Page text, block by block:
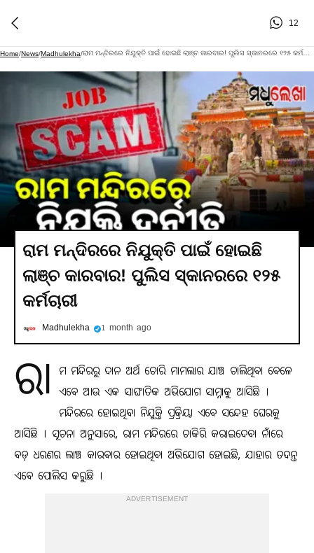
12
Home/News/Madhulekha/
ରାମ ମନ୍ଦିରରେ ନିଯୁକ୍ତି ପାଇଁ ହୋଇଛି
ଲାଞ୍ଚ କାରବାର! ପୁଲିସ ସ୍କାନରରେ ୧୨୫
କର୍ମଚାରୀ
Madhulekha 1 month ago
ରା
ମ ମନ୍ଦିରରୁ ଦାନ ଅର୍ଥ ଚୋରି ମାମଲାର ଯାଞ୍ଚ ଚାଲିଥିବା ବେଳେ
ଏବେ ଆଉ ଏକ ସାଙ୍ଘାତିକ ଅଭିଯୋଗ ସାମ୍ନାକୁ ଆସିଛି ।
ମନ୍ଦିରରେ ହୋଇଥିବା ନିଯୁକ୍ତି ପ୍ରକ୍ରିୟା ଏବେ ସନ୍ଦେହ ଘେରକୁ
ଆସିଛି । ସୂଚନା ଅନୁସାରେ, ରାମ ମନ୍ଦିରରେ ଚାକିରି କରାଇଦେବା ନାଁରେ
ବଡ଼ ଧରଣର ଲାଞ୍ଚ କାରବାର ହୋଇଥିବା ଅଭିଯୋଗ ହୋଇଛି, ଯାହାର ତଦନ୍ତ
ଏବେ ପୋଲିସ କରୁଛି ।
ADVERTISEMENT